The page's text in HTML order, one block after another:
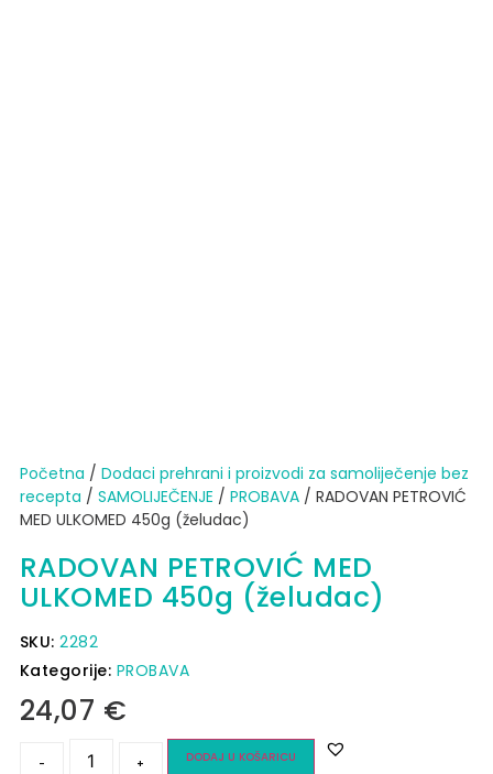
Početna / Dodaci prehrani i proizvodi za samoliječenje bez
recepta / SAMOLIJEČENJE / PROBAVA/ RADOVAN PETROVIĆ
MED ULKOMED 450g (želudac)
RADOVAN PETROVIĆ MED
ULKOMED 450g (želudac)
SKU:2282
Kategorije: PROBAVA
24,07 €
- + DODAJ U KOŠARICU